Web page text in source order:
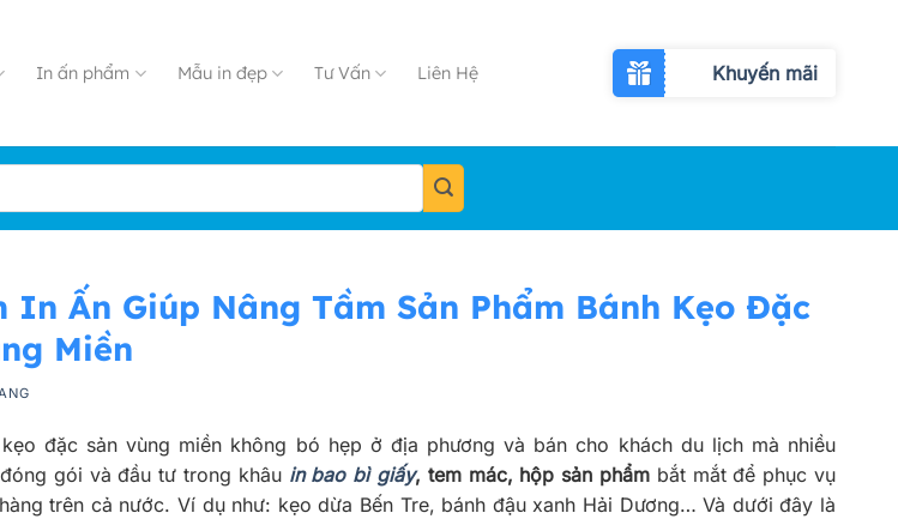
In ấn phẩm Mẫu in đẹp Tư Vấn Liên Hệ Khuyến mãi
In Ấn Giúp Nâng Tầm Sản Phẩm Bánh Kẹo Đặc
Miền
đặc sản vùng miền không bó hẹp ở địa phương và bán cho khách du lịch mà nhiều
gói và đầu tư trong khâu in bao bì giấy, tem mác, hộp sản phẩm bắt mắt để phục vụ
trên cả nước. Ví dụ như: kẹo dừa Bến Tre, bánh đậu xanh Hải Dương… Và dưới đây là